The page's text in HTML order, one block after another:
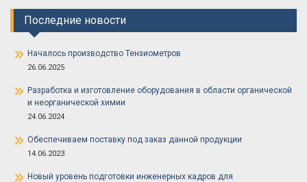
записям
Последние новости
Началось производство Тензиометров
26.06.2025
Разработка и изготовление оборудования в области органической
и неорганической химии
24.06.2024
Обеспечиваем поставку под заказ данной продукции
14.06.2023
Новый уровень подготовки инженерных кадров для